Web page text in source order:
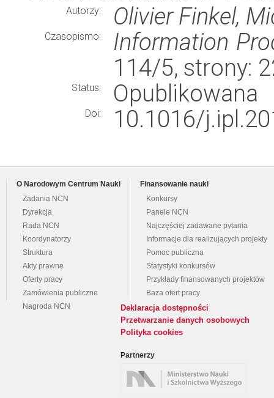
Autorzy: Olivier Finkel,
Czasopismo:
Information
114/5, strony:
Status: Opublikowana
Doi: 10.1016/
O Narodowym Centrum Nauki
Zadania NCN
Dyrekcja
Rada NCN
Koordynatorzy
Struktura
Akty prawne
Oferty pracy
Zamówienia publiczne
Nagroda NCN
Finansowanie nauki
Konkursy
Panele NCN
Najczęściej zadawane pytania
Informacje dla realizujących projekty
Pomoc publiczna
Statystyki konkursów
Przykłady finansowanych projektów
Baza ofert pracy
Deklaracja dostępności
Przetwarzanie danych osobowych
Polityka cookies
Partnerzy